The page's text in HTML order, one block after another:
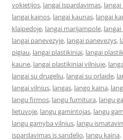
vokietijos, langai ispardavimas,
langai kainos, langai kaunas, langai
klaipedoje, langai marijampole,
langai panevezyje, langai panevezys,
pigiau, langai plastikiniai, langai
kaune, langai plastikiniai vilniuje,
langai su drugeliu, langai su orlaide,
langai vilnius, langas, lango kaina,
langu firmos, langu furnitura, langu
lietuvoje, langu gamintojas, langų
langu gamyba vilnius, langu
ispardavimas is sandelio, langu kaina,